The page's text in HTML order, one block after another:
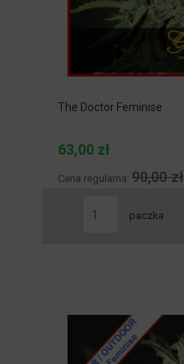
The Doctor Feminise
63,00 zł
Cena regularna: 90,00 zł
paczka